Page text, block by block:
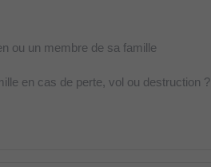
ou un membre de sa famille
en cas de perte, vol ou destruction ?